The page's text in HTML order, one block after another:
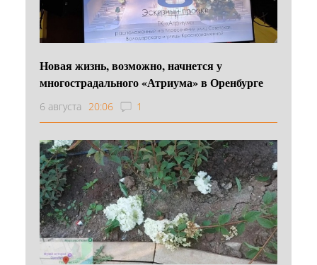
Новая жизнь, возможно, начнется у
многострадального «Атриума» в Оренбурге
6 августа 20:06 1